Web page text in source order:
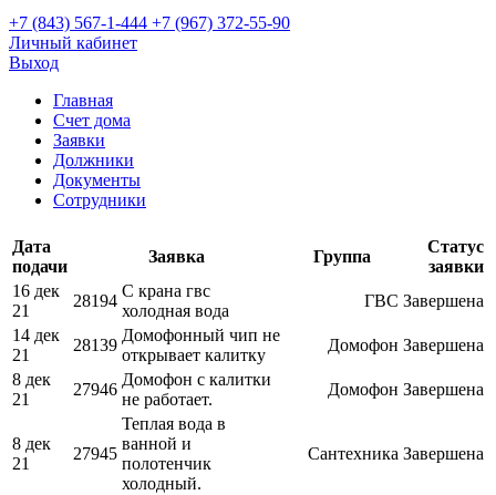
+7 (843) 567-1-444 +7 (967) 372-55-90
Личный кабинет
Выход
Главная
Счет дома
Заявки
Должники
Документы
Сотрудники
Дата
подачи
Заявка Группа
Статус
заявки
16 дек
21
28194
С крана гвс
холодная вода
ГВС Завершена
14 дек
21
28139
Домофонный чип не
открывает калитку
Домофон Завершена
8 дек
21
27946
Домофон с калитки
не работает.
Домофон Завершена
8 дек
21
27945
Теплая вода в
ванной и
полотенчик
холодный.
Сантехника Завершена